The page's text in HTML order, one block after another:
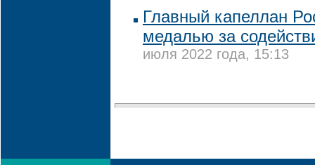
Главный капеллан
медалью за
июля 2022 года, 15:13